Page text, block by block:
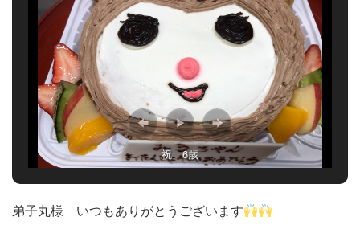
祝 6歳
弟子丸様 いつもありがとうございます